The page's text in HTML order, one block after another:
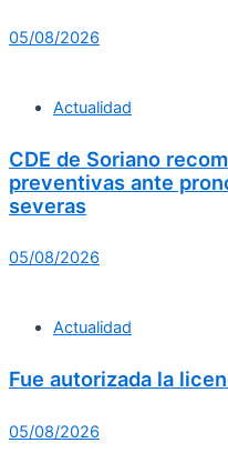
05/08/2026
Actualidad
CDE de Soriano
preventivas ante
severas
05/08/2026
Actualidad
Fue autorizada la
05/08/2026